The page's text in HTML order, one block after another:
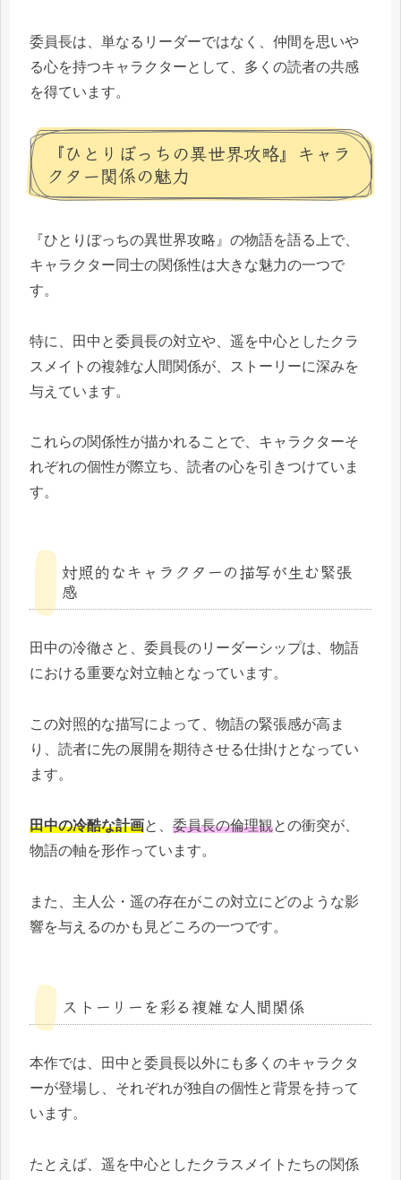
委員長は、単なるリーダーではなく、仲間を思いや
る心を持つキャラクターとして、多くの読者の共感
を得ています。
『ひとりぼっちの異世界攻略』キャラ
クター関係の魅力
『ひとりぼっちの異世界攻略』の物語を語る上で、
キャラクター同士の関係性は大きな魅力の一つで
す。
特に、田中と委員長の対立や、遥を中心としたクラ
スメイトの複雑な人間関係が、ストーリーに深みを
与えています。
これらの関係性が描かれることで、キャラクターそ
れぞれの個性が際立ち、読者の心を引きつけていま
す。
対照的なキャラクターの描写が生む緊張
感
田中の冷徹さと、委員長のリーダーシップは、物語
における重要な対立軸となっています。
この対照的な描写によって、物語の緊張感が高ま
り、読者に先の展開を期待させる仕掛けとなってい
ます。
田中の冷酷な計画と、 委員長の倫理観との衝突が、
物語の軸を形作っています。
また、主人公・遥の存在がこの対立にどのような影
響を与えるのかも見どころの一つです。
ストーリーを彩る複雑な人間関係
本作では、田中と委員長以外にも多くのキャラクタ
ーが登場し、それぞれが独自の個性と背景を持って
います。
たとえば、遥を中心としたクラスメイトたちの関係